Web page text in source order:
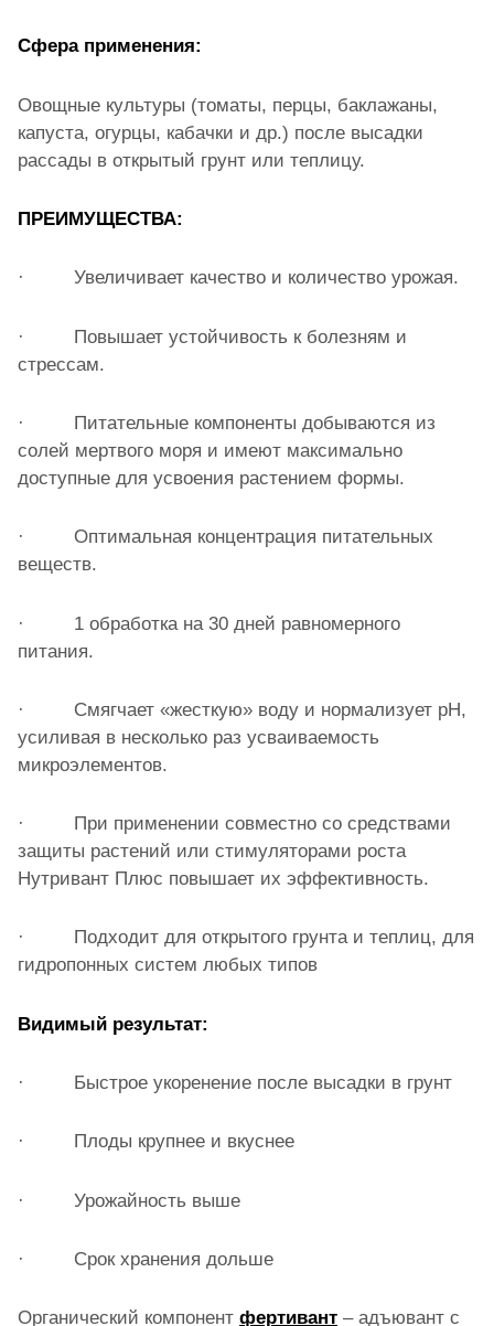
Сфера применения:
Овощные культуры (томаты, перцы, баклажаны,
капуста, огурцы, кабачки и др.) после высадки
рассады в открытый грунт или теплицу.
ПРЕИМУЩЕСТВА:
· Увеличивает качество и количество урожая.
· Повышает устойчивость к болезням и
стрессам.
· Питательные компоненты добываются из
солей мертвого моря и имеют максимально
доступные для усвоения растением формы.
· Оптимальная концентрация питательных
веществ.
· 1 обработка на 30 дней равномерного
питания.
· Смягчает «жесткую» воду и нормализует pH,
усиливая в несколько раз усваиваемость
микроэлементов.
· При применении совместно со средствами
защиты растений или стимуляторами роста
Нутривант Плюс повышает их эффективность.
· Подходит для открытого грунта и теплиц, для
гидропонных систем любых типов
Видимый результат:
· Быстрое укоренение после высадки в грунт
· Плоды крупнее и вкуснее
· Урожайность выше
· Срок хранения дольше
Органический компонент фертивант – адъювант с